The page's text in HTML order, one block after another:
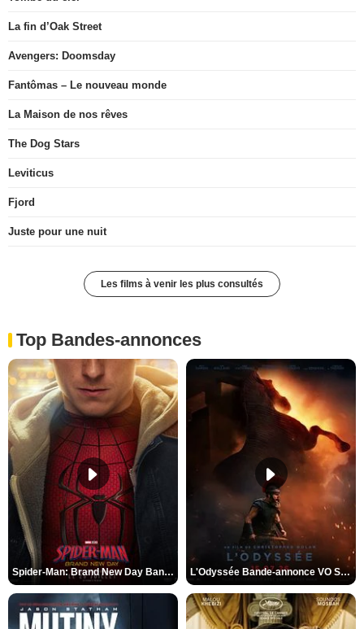
La fin d’Oak Street
Avengers: Doomsday
Fantômas – Le nouveau monde
La Maison de nos rêves
The Dog Stars
Leviticus
Fjord
Juste pour une nuit
Les films à venir les plus consultés
Top Bandes-annonces
Spider-Man: Brand New Day Bande-annonce VO STFR L'Odyssée Bande-annonce VO STFR